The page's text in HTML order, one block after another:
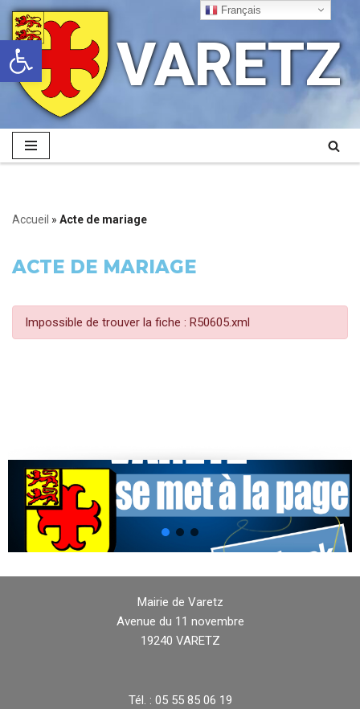
Ouvrir la barre d’outils
Aller
au
contenu
VARETZ
Accueil » Acte de mariage
ACTE DE MARIAGE
Impossible de trouver la fiche : R50605.xml
Mairie de Varetz
Avenue du 11 novembre
19240 VARETZ
Tél. : 05 55 85 06 19
Français